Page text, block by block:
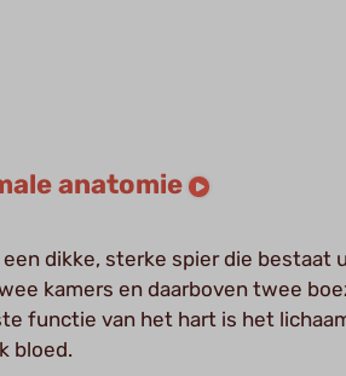
anatomie
dikke, sterke spier die bestaat
kamers en daarboven twee
functie van het hart is het
bloed.